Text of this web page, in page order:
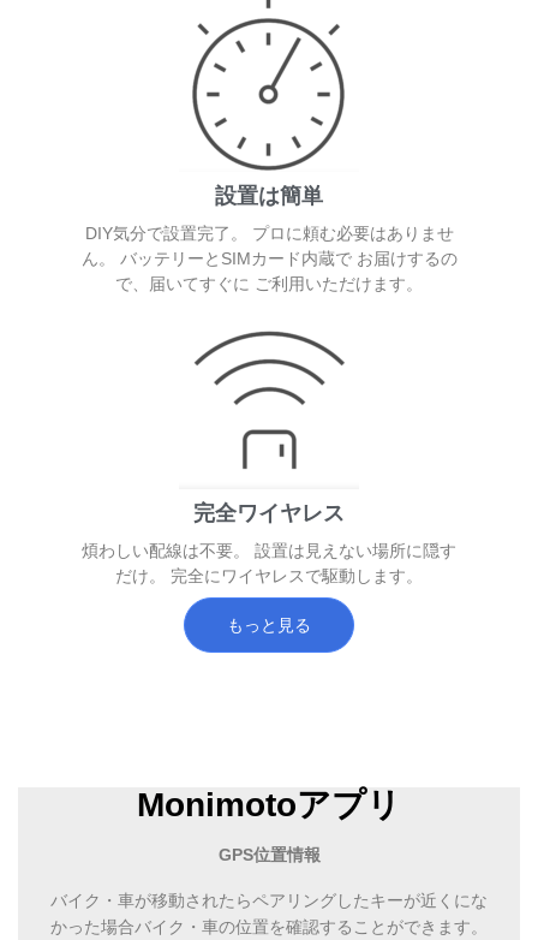
設置は簡単
DIY気分で設置完了。 プロに頼む必要はありませ
ん。 バッテリーとSIMカード内蔵で お届けするの
で、届いてすぐに ご利用いただけます。
完全ワイヤレス
煩わしい配線は不要。 設置は見えない場所に隠す
だけ。 完全にワイヤレスで駆動します。
もっと見る
Monimotoアプリ
GPS位置情報
バイク・車が移動されたらペアリングしたキーが近くにな
かった場合バイク ・車の位置を確認することができます。